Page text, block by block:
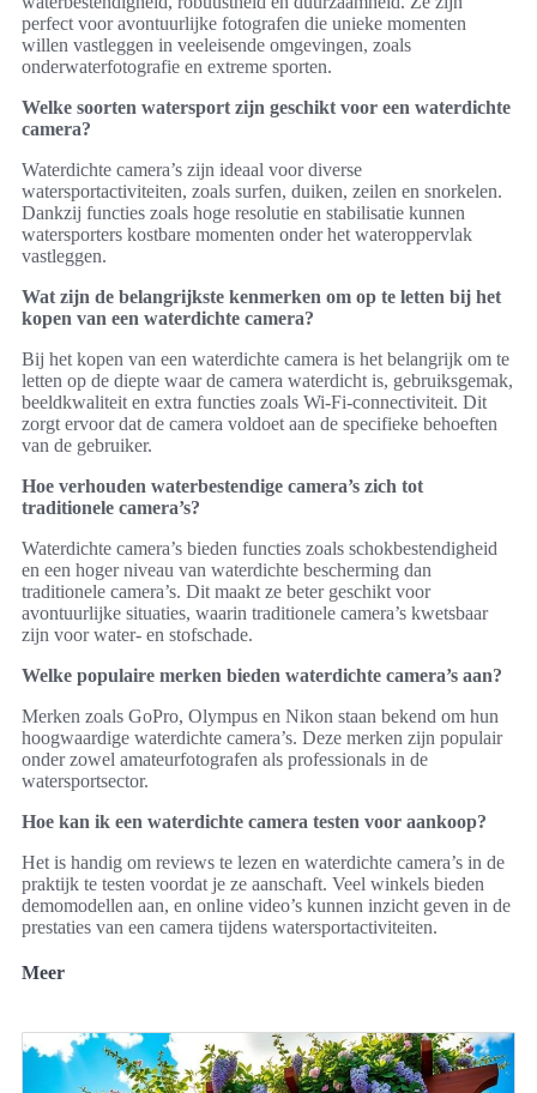
perfect voor avontuurlijke fotografen die unieke momenten
willen vastleggen in veeleisende omgevingen, zoals
onderwaterfotografie en extreme sporten.
Welke soorten watersport zijn geschikt voor een waterdichte
camera?
Waterdichte camera’s zijn ideaal voor diverse
watersportactiviteiten, zoals surfen, duiken, zeilen en snorkelen.
Dankzij functies zoals hoge resolutie en stabilisatie kunnen
watersporters kostbare momenten onder het wateroppervlak
vastleggen.
Wat zijn de belangrijkste kenmerken om op te letten bij het
kopen van een waterdichte camera?
Bij het kopen van een waterdichte camera is het belangrijk om te
letten op de diepte waar de camera waterdicht is, gebruiksgemak,
beeldkwaliteit en extra functies zoals Wi-Fi-connectiviteit. Dit
zorgt ervoor dat de camera voldoet aan de specifieke behoeften
van de gebruiker.
Hoe verhouden waterbestendige camera’s zich tot
traditionele camera’s?
Waterdichte camera’s bieden functies zoals schokbestendigheid
en een hoger niveau van waterdichte bescherming dan
traditionele camera’s. Dit maakt ze beter geschikt voor
avontuurlijke situaties, waarin traditionele camera’s kwetsbaar
zijn voor water- en stofschade.
Welke populaire merken bieden waterdichte camera’s aan?
Merken zoals GoPro, Olympus en Nikon staan bekend om hun
hoogwaardige waterdichte camera’s. Deze merken zijn populair
onder zowel amateurfotografen als professionals in de
watersportsector.
Hoe kan ik een waterdichte camera testen voor aankoop?
Het is handig om reviews te lezen en waterdichte camera’s in de
praktijk te testen voordat je ze aanschaft. Veel winkels bieden
demomodellen aan, en online video’s kunnen inzicht geven in de
prestaties van een camera tijdens watersportactiviteiten.
Meer